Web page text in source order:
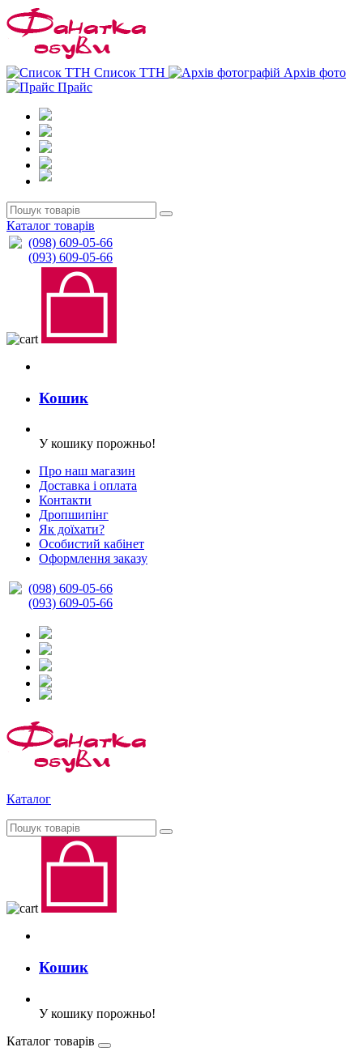
Список ТТН
Архів фото
Прайс
Каталог товарів
(098) 609-05-66
(093) 609-05-66
Кошик
У кошику порожньо!
Про наш магазин
Доставка і оплата
Контакти
Дропшипінг
Як доїхати?
Особистий кабінет
Оформлення заказу
(098) 609-05-66
(093) 609-05-66
Каталог
Кошик
У кошику порожньо!
Каталог товарів